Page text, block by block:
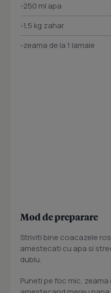
-250 ml apa
-1,5 kg zahar
-zeama de la 1 lamaie
Mod de preparare
Striviti bine coacazele
amestecati cu apa si
dublu.
Puneti pe foc mic,